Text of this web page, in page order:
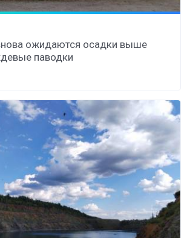
ожидаются осадки выше
паводки